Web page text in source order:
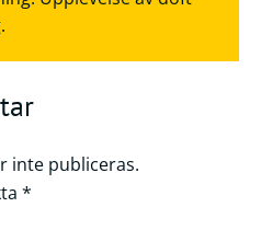
inte publiceras.
*